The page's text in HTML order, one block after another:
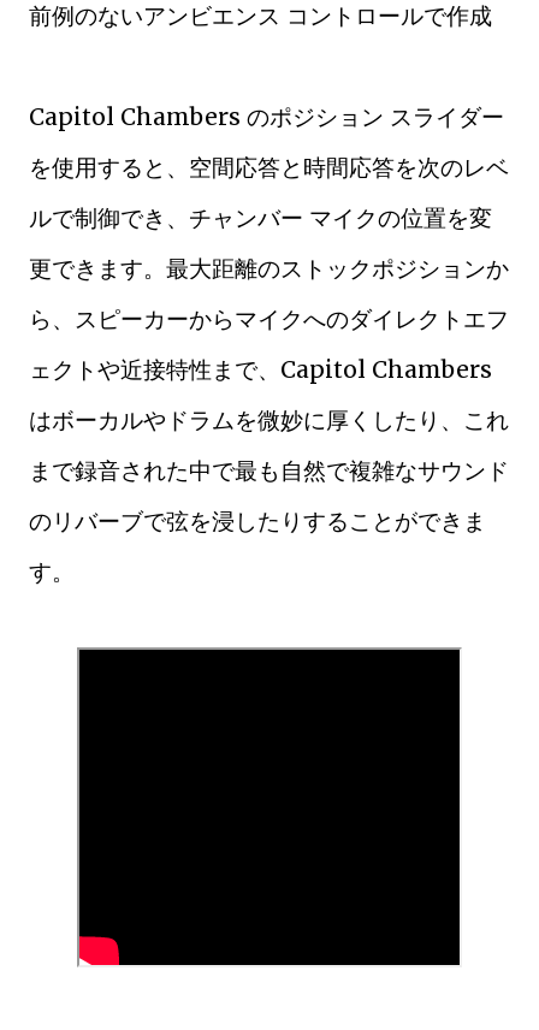
前例のないアンビエンス コントロールで作成
Capitol Chambers のポジション スライダー
を使用すると、空間応答と時間応答を次のレベ
ルで制御でき、チャンバー マイクの位置を変
更できます。最大距離のストックポジションか
ら、スピーカーからマイクへのダイレクトエフ
ェクトや近接特性まで、Capitol Chambers
はボーカルやドラムを微妙に厚くしたり、これ
まで録音された中で最も自然で複雑なサウンド
のリバーブで弦を浸したりすることができま
す。